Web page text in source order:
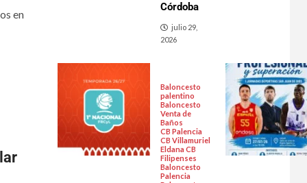
en
Córdoba
julio 29,
2026
Baloncesto
palentino
Baloncesto
Venta de
Baños
CB Palencia
CB Villamuriel
Eldana CB
Filipenses
Baloncesto
Palencia